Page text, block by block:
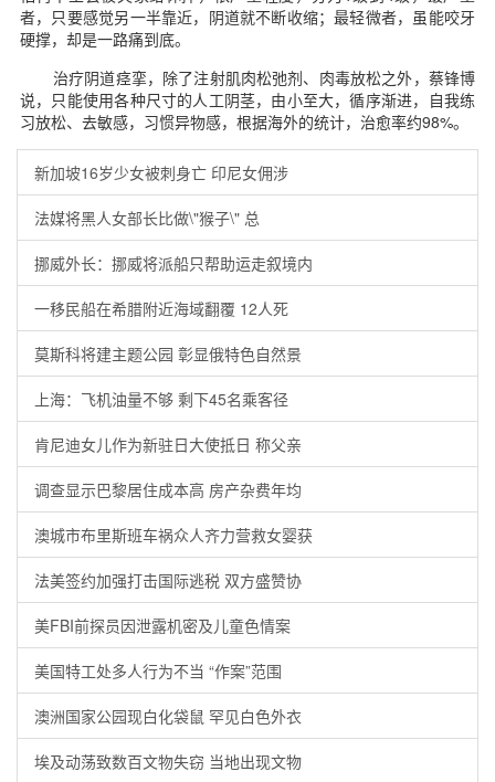
者，只要感觉另一半靠近，阴道就不断收缩；最轻微者，虽能咬牙
硬撑，却是一路痛到底。
治疗阴道痉挛，除了注射肌肉松弛剂、肉毒放松之外，蔡锋博
说，只能使用各种尺寸的人工阴茎，由小至大，循序渐进，自我练
习放松、去敏感，习惯异物感，根据海外的统计，治愈率约98%。
新加坡16岁少女被刺身亡 印尼女佣涉
法媒将黑人女部长比做\"猴子\" 总
挪威外长：挪威将派船只帮助运走叙境内
一移民船在希腊附近海域翻覆 12人死
莫斯科将建主题公园 彰显俄特色自然景
上海：飞机油量不够 剩下45名乘客径
肯尼迪女儿作为新驻日大使抵日 称父亲
调查显示巴黎居住成本高 房产杂费年均
澳城市布里斯班车祸众人齐力营救女婴获
法美签约加强打击国际逃税 双方盛赞协
美FBI前探员因泄露机密及儿童色情案
美国特工处多人行为不当 “作案”范围
澳洲国家公园现白化袋鼠 罕见白色外衣
埃及动荡致数百文物失窃 当地出现文物